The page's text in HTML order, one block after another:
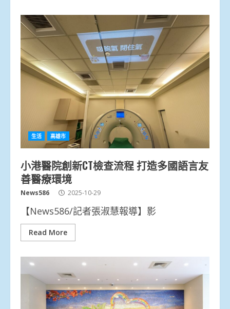
生活 高雄市
小港醫院創新CT檢查流程 打造多國語言友
善醫療環境
News586 2025-10-29
【News586/記者張淑慧報導】影
Read More